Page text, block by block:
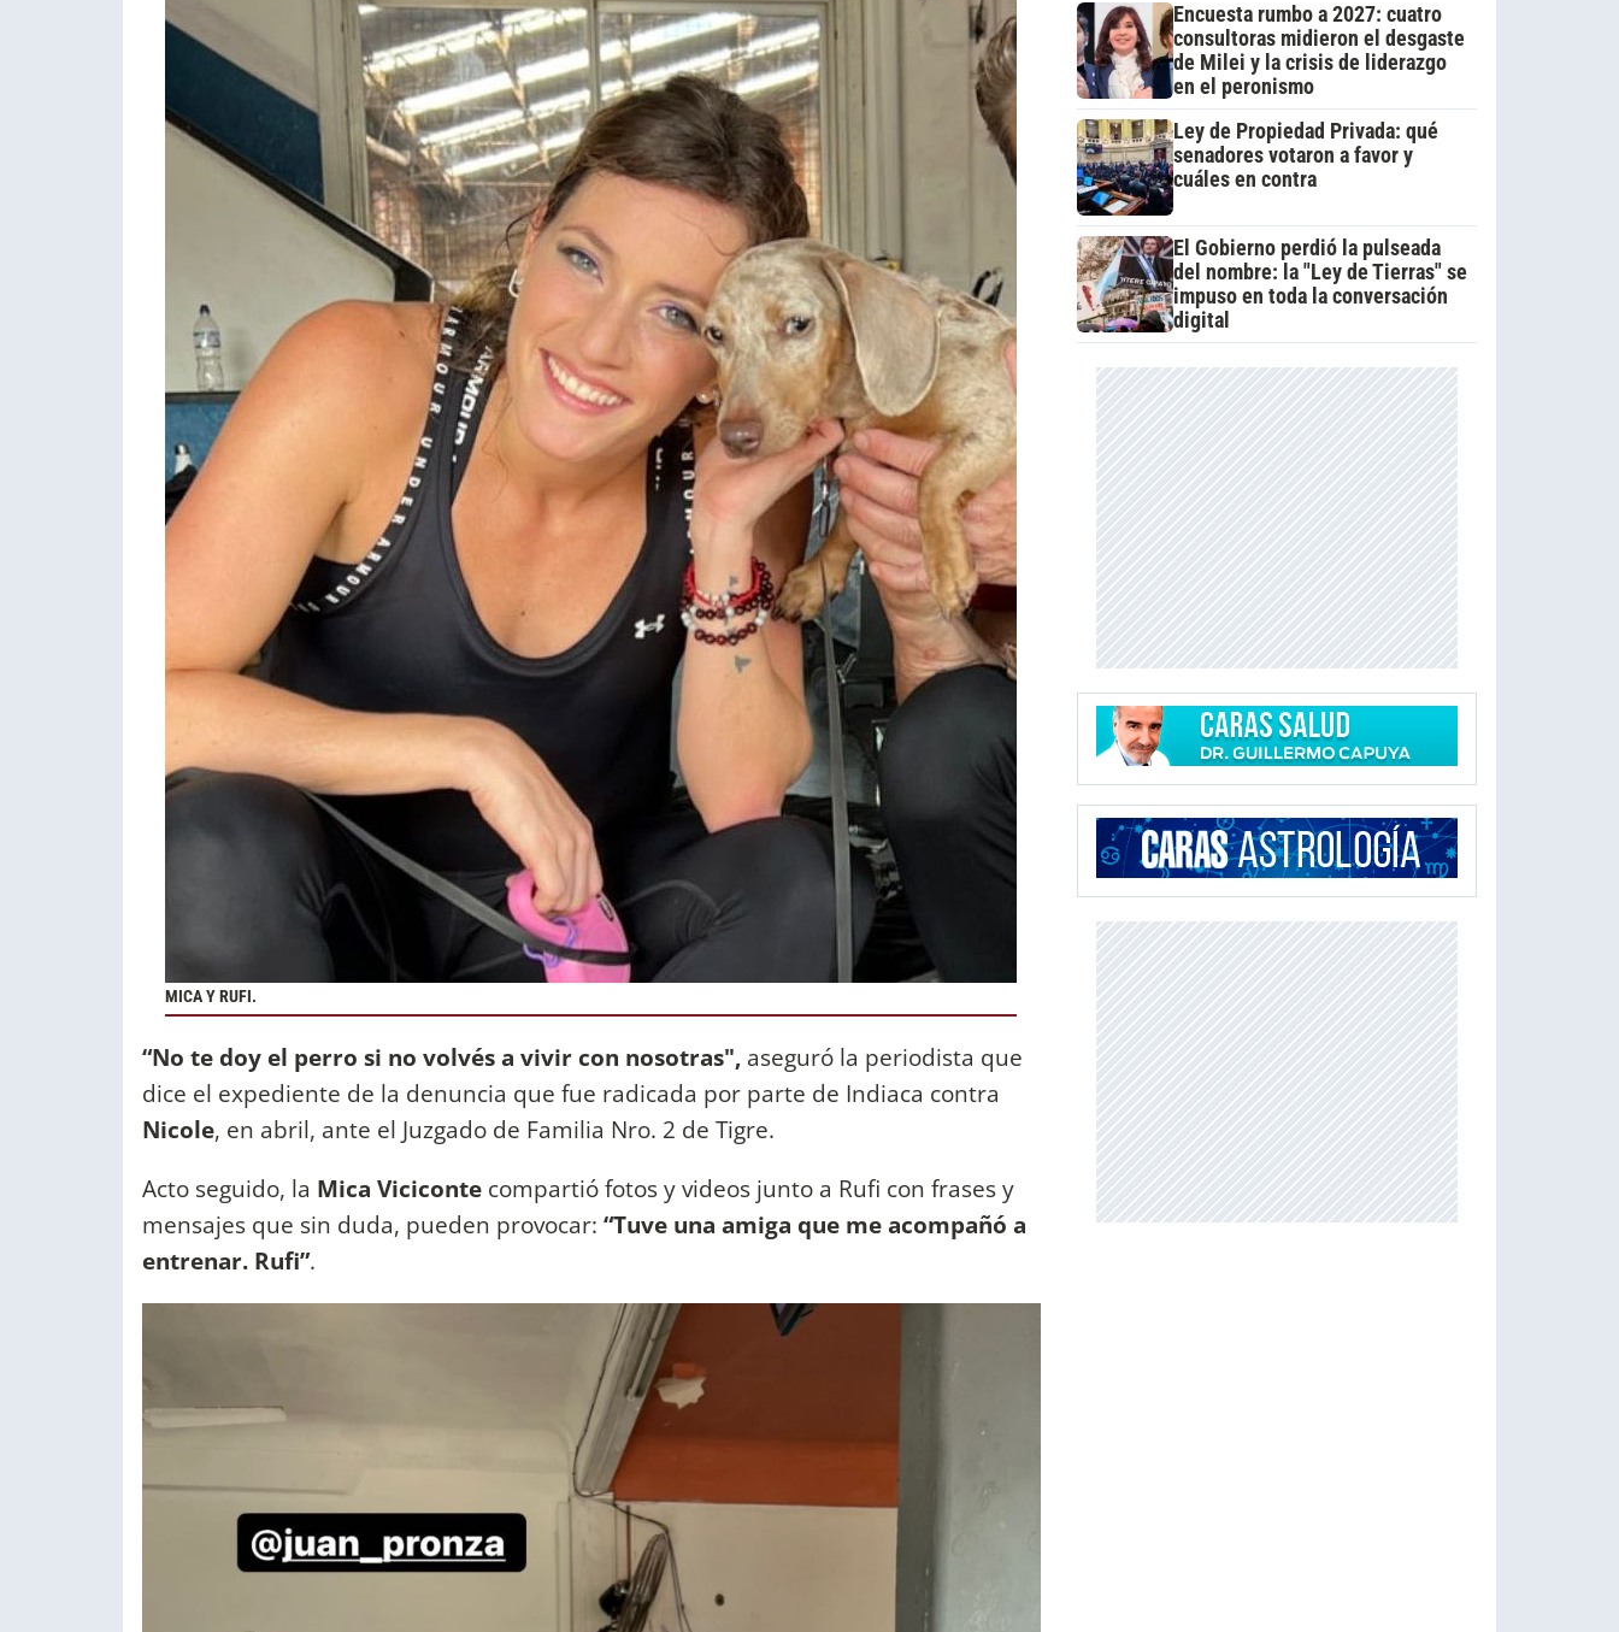
MICA Y RUFI.
“No te doy el perro si no volvés a vivir con nosotras", aseguró la periodista que
dice el expediente de la denuncia que fue radicada por parte de Indiaca contra
Nicole, en abril, ante el Juzgado de Familia Nro. 2 de Tigre.
Acto seguido, la Mica Viciconte compartió fotos y videos junto a Rufi con frases y
mensajes que sin duda, pueden provocar: “Tuve una amiga que me acompañó a
entrenar. Rufi”.
Encuesta rumbo a 2027: cuatro
consultoras midieron el desgaste
de Milei y la crisis de liderazgo
en el peronismo
Ley de Propiedad Privada: qué
senadores votaron a favor y
cuáles en contra
El Gobierno perdió la pulseada
del nombre: la "Ley de Tierras" se
impuso en toda la conversación
digital